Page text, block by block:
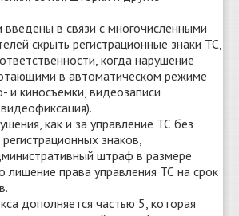
в связи с многочисленными
скрыть регистрационные знаки ТС,
когда нарушение
в автоматическом режиме
и киносъёмки, видеозаписи
как и за управление ТС без
знаков,
штраф в размере
лишение права управления ТС на срок
дополняется частью 5, которая